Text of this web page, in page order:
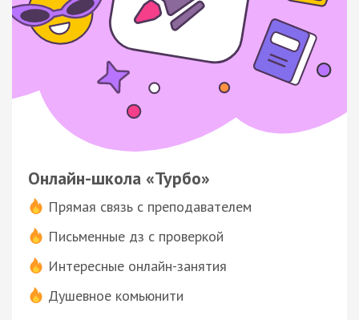
Онлайн-школа «Турбо»
Прямая связь с преподавателем
Письменные дз с проверкой
Интересные онлайн-занятия
Душевное комьюнити